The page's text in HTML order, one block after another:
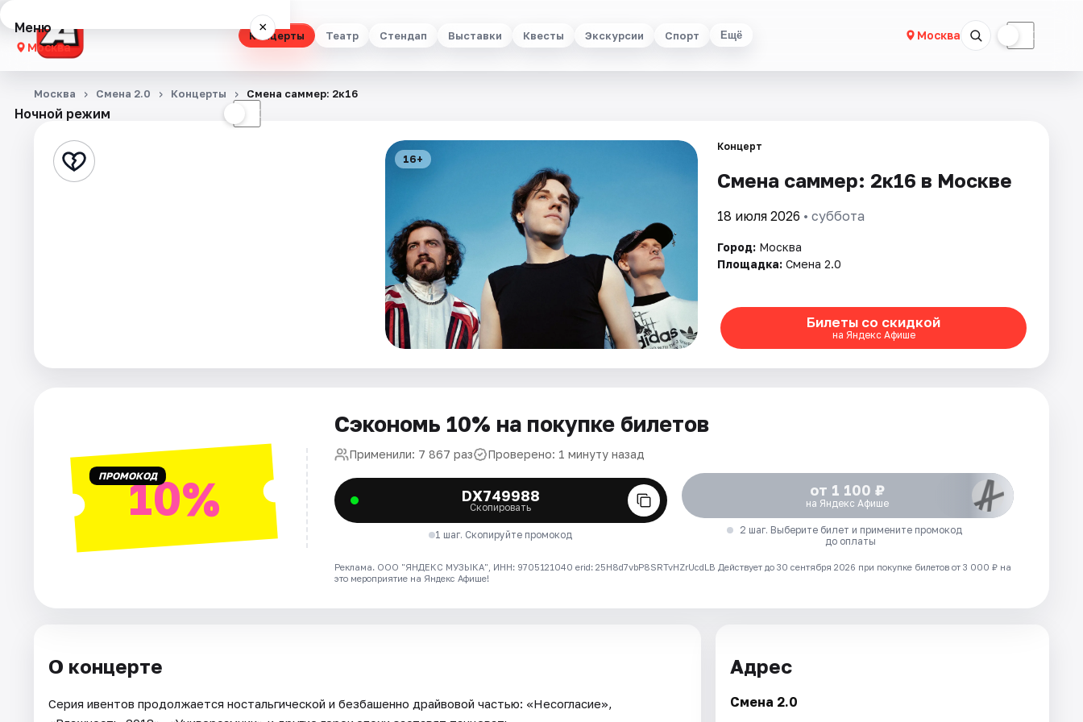
Концерты Театр Стендап Выставки Квесты Экскурсии Спорт Ещё Москва ☾
Меню ×
Москва
Концерты
Стендап
Артисты
Рейтинги
Ночной режим ☾
Москва Смена 2.0 Концерты Смена саммер: 2к16
16+
Концерт
Смена саммер: 2к16 в Москве
18 июля 2026 • суббота
Город: Москва
Площадка: Смена 2.0
Билеты со скидкой
на Яндекс Афише
ПРОМОКОД10%
Сэкономь 10% на покупке билетов
Применили: 7 867 раз Проверено: 1 минуту назад
DX749988
Скопировать
1 шаг. Скопируйте промокод
от 1 100 ₽
на Яндекс Афише
2 шаг. Выберите билет и примените промокод
до оплаты
Реклама. ООО "ЯНДЕКС МУЗЫКА", ИНН: 9705121040 erid: 25H8d7vbP8SRTvHZrUcdLB Действует до 30 сентября 2026 при покупке билетов от 3 000 ₽ на
это мероприятие на Яндекс Афише!
О концерте
Серия ивентов продолжается ностальгической и безбашенно драйвовой частью: «Несогласие»,
Адрес
Смена 2.0